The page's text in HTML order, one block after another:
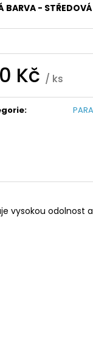
BARVA - STŘEDOVÁ
Kč / ks
:
vysokou odolnost